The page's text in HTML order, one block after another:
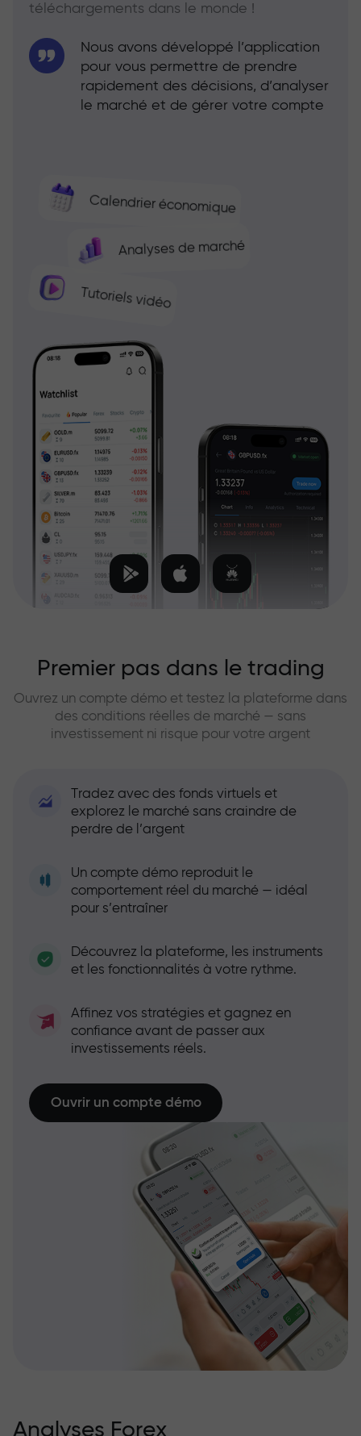
téléchargements dans le monde !
Calendrier économique
Analyses de marché
Tutoriels vidéo
Nous avons développé l’application
pour vous permettre de prendre
rapidement des décisions, d’analyser
le marché et de gérer votre compte
Premier pas dans le trading
Ouvrez un compte démo et testez la plateforme dans
des conditions réelles de marché — sans
investissement ni risque pour votre argent
Tradez avec des fonds virtuels et
explorez le marché sans craindre de
perdre de l’argent
Un compte démo reproduit le
comportement réel du marché — idéal
pour s’entraîner
Découvrez la plateforme, les instruments
et les fonctionnalités à votre rythme.
Affinez vos stratégies et gagnez en
confiance avant de passer aux
investissements réels.
Ouvrir un compte démo
Analyses Forex